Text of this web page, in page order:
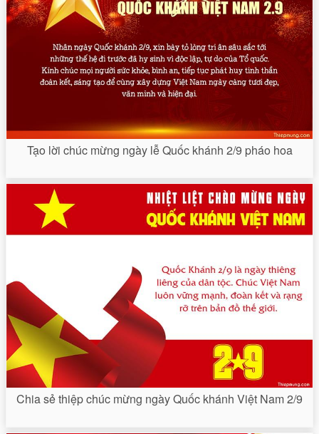
Tạo lời chúc mừng ngày lễ Quốc khánh 2/9 pháo hoa
Chia sẻ thiệp chúc mừng ngày Quốc khánh Việt Nam 2/9